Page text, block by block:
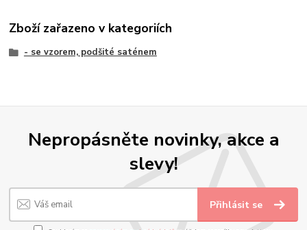
Zboží zařazeno v kategoriích
- se vzorem, podšité saténem
Nepropásněte novinky, akce a
slevy!
Přihlásit se